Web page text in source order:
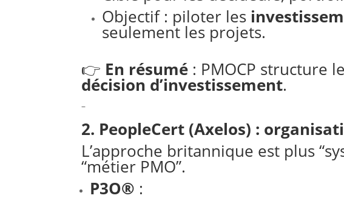
Objectif : piloter les
seulement les projets.
👉 En résumé : PMOCP structure
décision d’investissement.
–
2. PeopleCert (Axelos) :
L’approche britannique est plus
“métier PMO”.
P3O® :